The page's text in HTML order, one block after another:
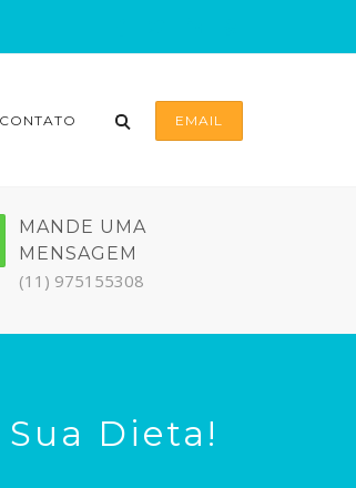
CONTATO EMAIL
MANDE UMA
MENSAGEM
(11) 975155308
Dieta!